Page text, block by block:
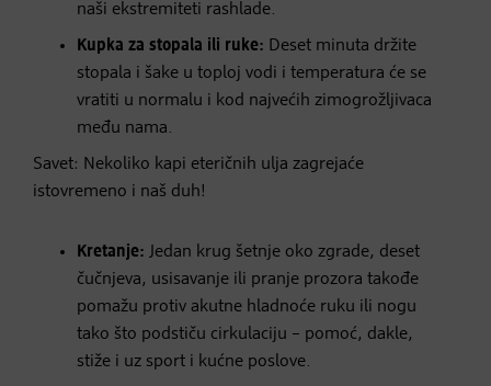
naši ekstremiteti rashlade.
Kupka za stopala ili ruke: Deset minuta držite
stopala i šake u toploj vodi i temperatura će se
vratiti u normalu i kod najvećih zimogrožljivaca
među nama.
Savet: Nekoliko kapi eteričnih ulja zagrejaće
istovremeno i naš duh!
Kretanje: Jedan krug šetnje oko zgrade, deset
čučnjeva, usisavanje ili pranje prozora takođe
pomažu protiv akutne hladnoće ruku ili nogu
tako što podstiču cirkulaciju – pomoć, dakle,
stiže i uz sport i kućne poslove.